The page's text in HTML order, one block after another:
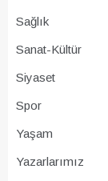
Sağlık
Sanat-Kültür
Siyaset
Spor
Yaşam
Yazarlarımız